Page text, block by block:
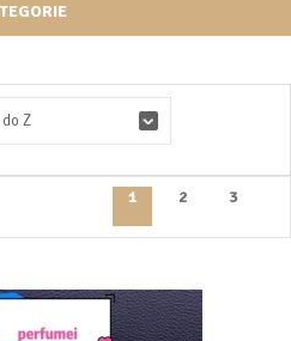
Z
1 2 3